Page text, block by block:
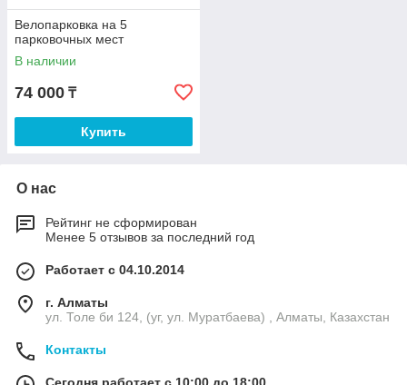
Велопарковка на 5
парковочных мест
В наличии
74 000 ₸
Купить
О нас
Рейтинг не сформирован
Менее 5 отзывов за последний год
Работает с 04.10.2014
г. Алматы
ул. Толе би 124, (уг, ул. Муратбаева) , Алматы, Казахстан
Контакты